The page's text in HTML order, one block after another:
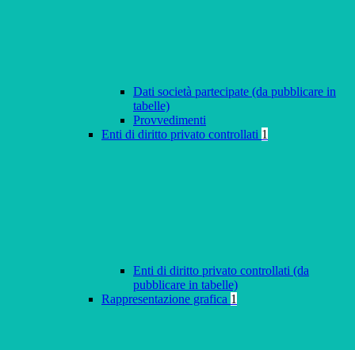
Dati società partecipate (da pubblicare in
tabelle)
Provvedimenti
Enti di diritto privato controllati 1
Enti di diritto privato controllati (da
pubblicare in tabelle)
Rappresentazione grafica 1